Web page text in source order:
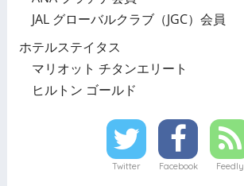
JAL グローバルクラブ（JGC）会員
ホテルステイタス
マリオット チタンエリート
ヒルトン ゴールド
Twitter Facebook Feedly